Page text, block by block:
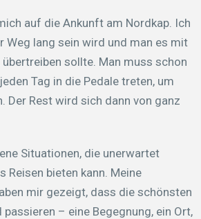
auf die Ankunft am Nordkap. Ich
Weg lang sein wird und man es mit
sollte. Man muss schon
Tag in die Pedale treten, um
Der Rest wird sich dann von ganz
Situationen, die unerwartet
Reisen bieten kann. Meine
mir gezeigt, dass die schönsten
– eine Begegnung, ein Ort,